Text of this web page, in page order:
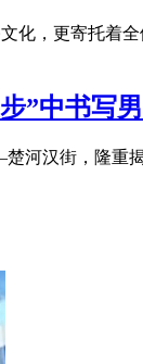
化，更寄托着
”中书写
河汉街，隆重